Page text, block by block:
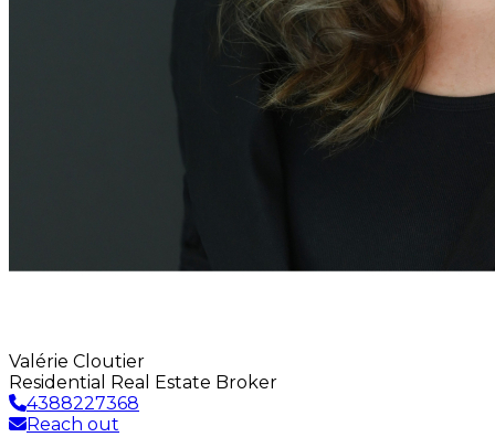
Valérie Cloutier
Residential Real Estate Broker
4388227368
Reach out